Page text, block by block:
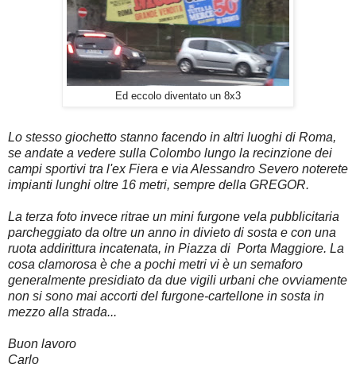
Ed eccolo diventato un 8x3
Lo stesso giochetto stanno facendo in altri luoghi di Roma,
se andate a vedere sulla Colombo lungo la recinzione dei
campi sportivi tra l'ex Fiera e via Alessandro Severo noterete
impianti lunghi oltre 16 metri, sempre della GREGOR.
La terza foto invece ritrae un mini furgone vela pubblicitaria
parcheggiato da oltre un anno in divieto di sosta e con una
ruota addirittura incatenata, in Piazza di Porta Maggiore. La
cosa clamorosa è che a pochi metri vi è un semaforo
generalmente presidiato da due vigili urbani che ovviamente
non si sono mai accorti del furgone-cartellone in sosta in
mezzo alla strada...
Buon lavoro
Carlo